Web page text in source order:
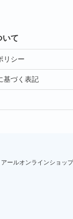
いて
リシー
基づく表記
ールオンラインショッ